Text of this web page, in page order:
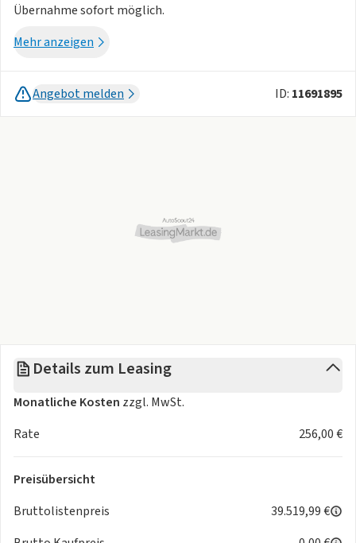
Übernahme sofort möglich.
Mehr anzeigen
Angebot melden ID: 11691895
Details zum Leasing
Monatliche Kosten zzgl. MwSt.
Rate
256,00 €
Preisübersicht
Bruttolistenpreis
39.519,99 €